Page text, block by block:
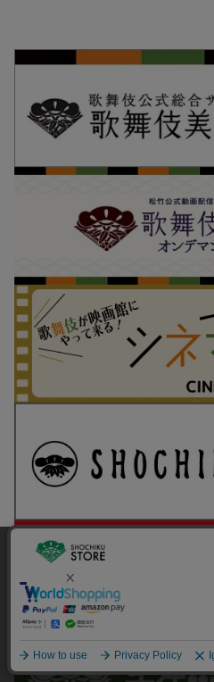
当サイトでは利用体験の向上およ
ラフィックの分析を目的として
サイトの閲覧を継続された場合、
のといたします。
詳細については
承諾す